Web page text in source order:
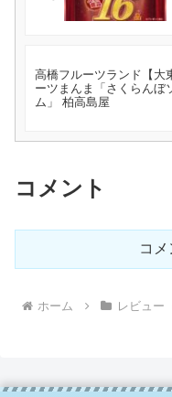
高橋フルーツランド【大
ーツまんま「さくらんぼ
ム」 柏高島屋
コメント
コ
ホーム レビュー